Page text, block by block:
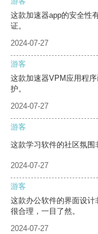
这款加速器app的安全性
证。
2024-07-27
游客
这款加速器VPM应用程
护。
2024-07-27
游客
这款学习软件的社区氛围
2024-07-27
游客
这款办公软件的界面设
很合理，一目了然。
2024-07-27